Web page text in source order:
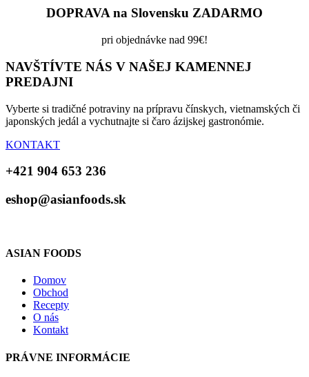
DOPRAVA na Slovensku ZADARMO
pri objednávke nad 99€!
NAVŠTÍVTE NÁS V NAŠEJ KAMENNEJ
PREDAJNI
Vyberte si tradičné potraviny na prípravu čínskych, vietnamských či
japonských jedál a vychutnajte si čaro ázijskej gastronómie.
KONTAKT
+421 904 653 236
eshop@asianfoods.sk
ASIAN FOODS
Domov
Obchod
Recepty
O nás
Kontakt
PRÁVNE INFORMÁCIE